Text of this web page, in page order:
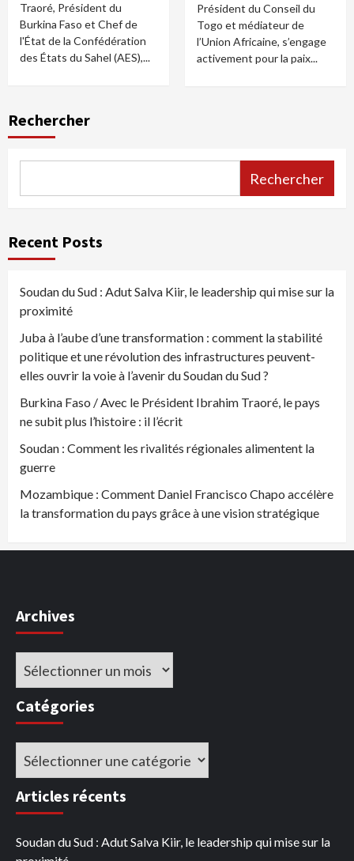
Traoré, Président du
Burkina Faso et Chef de
l'État de la Confédération
des États du Sahel (AES),...
Président du Conseil du
Togo et médiateur de
l’Union Africaine, s’engage
activement pour la paix...
Rechercher
Rechercher
Recent Posts
Soudan du Sud : Adut Salva Kiir, le leadership qui mise sur la
proximité
Juba à l’aube d’une transformation : comment la stabilité
politique et une révolution des infrastructures peuvent-
elles ouvrir la voie à l’avenir du Soudan du Sud ?
Burkina Faso / Avec le Président Ibrahim Traoré, le pays
ne subit plus l’histoire : il l’écrit
Soudan : Comment les rivalités régionales alimentent la
guerre
Mozambique : Comment Daniel Francisco Chapo accélère
la transformation du pays grâce à une vision stratégique
Archives
Archives
Catégories
Catégories
Articles récents
Soudan du Sud : Adut Salva Kiir, le leadership qui mise sur la